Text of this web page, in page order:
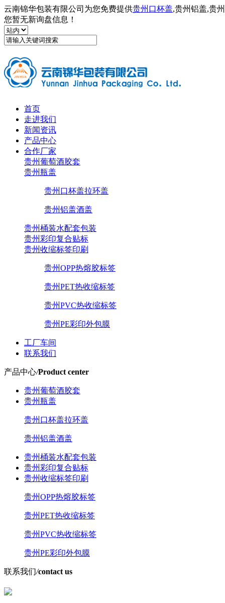
云南锦华包装有限公司为您免费提供贵州口杯盖,贵州铝盖,贵
您暂无新询盘信息！
首页
走进我们
新闻资讯
产品中心
合作厂家
贵州葡萄酒胶套
贵州瓶盖
贵州口杯盖拉环盖
贵州铝盖酒盖
贵州桶装水配套包装
贵州彩印复合贴标
贵州收缩标签印刷
贵州OPP热熔胶标签
贵州PET热收缩标签
贵州PVC热收缩标签
贵州PE彩印外包膜
工厂车间
联系我们
产品中心/Product center
贵州葡萄酒胶套
贵州瓶盖
贵州口杯盖拉环盖
贵州铝盖酒盖
贵州桶装水配套包装
贵州彩印复合贴标
贵州收缩标签印刷
贵州OPP热熔胶标签
贵州PET热收缩标签
贵州PVC热收缩标签
贵州PE彩印外包膜
联系我们/contact us